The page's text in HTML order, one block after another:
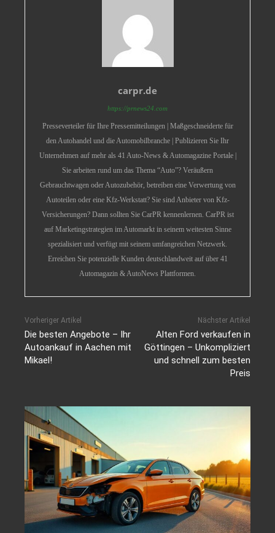
carpr.de
https://prnews24.com
Presseverteiler für Ihre Pressemitteilungen | Maßgeschneiderte für
den Autohandel und die Automobilbranche | Publizieren Sie Ihr
Unternehmen auf mehr als 41 Auto-News & Automagazine Portale |
Sie arbeiten rund um das Thema “Auto”? Veräußern
Gebrauchtwagen oder Autozubehör, betreiben eine Verwertung von
Autoteilen oder eine Kfz-Werkstatt? Sie sind Anbieter von Kfz-
Versicherungen? Dann sollten Sie CarPR kennenlernen. CarPR ist
auf Marketingstrategien im Automarkt in seinem weitesten Sinne
spezialisiert und verfügt mit seinem umfangreichen Netzwerk.
Erreichen Sie potenzielle Kunden deutschlandweit auf über 41
Automagazin & AutoNews Plattformen.
Vorheriger Artikel
Die besten Angebote – Ihr
Autoankauf in Aachen mit
Mikael!
Nächster Artikel
Alten Ford verkaufen in
Göttingen – Unkompliziert
und schnell zum besten
Preis